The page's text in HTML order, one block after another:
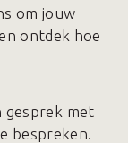
om jouw
ontdek hoe
met
bespreken.